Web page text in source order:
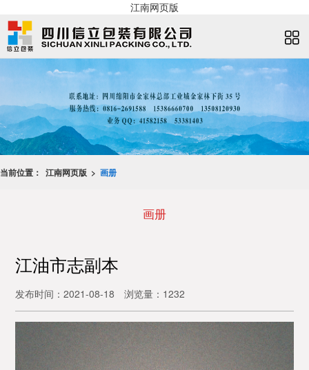
江南网页版
当前位置： 江南网页版 > 画册
画册
江油市志副本
发布时间：2021-08-18 浏览量：1232